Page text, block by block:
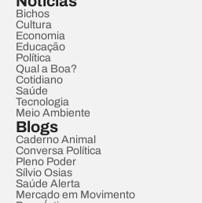
Bichos
Cultura
Economia
Educação
Política
Qual a Boa?
Cotidiano
Saúde
Tecnologia
Meio Ambiente
Blogs
Caderno Animal
Conversa Política
Pleno Poder
Sílvio Osias
Saúde Alerta
Mercado em Movimento